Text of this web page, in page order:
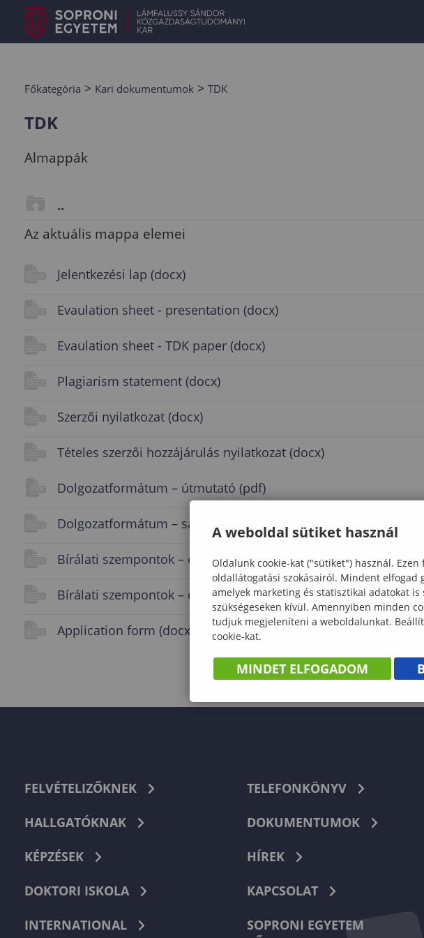
Főkategória > Kari dokumentumok > TDK
TDK
Almappák
..
Az aktuális mappa elemei
Jelentkezési lap (docx)
Evaulation sheet - presentation (docx)
Evaulation sheet - TDK paper (docx)
Plagiarism statement (docx)
Szerzői nyilatkozat (docx)
Tételes szerzői hozzájárulás nyilatkozat (docx)
Dolgozatformátum – útmutató (pdf)
Dolgozatformátum – sablon (docx)
Bírálati szempontok – előadás (docx)
Bírálati szempontok – dolgozat (docx)
Application form (docx)
FELVÉTELIZŐKNEK
HALLGATÓKNAK
KÉPZÉSEK
DOKTORI ISKOLA
INTERNATIONAL
TELEFONKÖNYV
DOKUMENTUMOK
HÍREK
KAPCSOLAT
SOPRONI EGYETEM
A weboldal sütiket használ
Oldalunk cookie-kat ("sütiket") használ.
oldallátogatási szokásairól. Mindent elfogad
amelyek marketing és statisztikai adatokat
szükségeseken kívül. Amennyiben minden
tudjuk megjeleníteni a weboldalunkat.
cookie-kat.
MINDET ELFOGADOM